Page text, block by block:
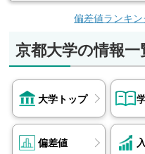
偏差値ランキ
京都大学の情報一
大学トップ
偏差値